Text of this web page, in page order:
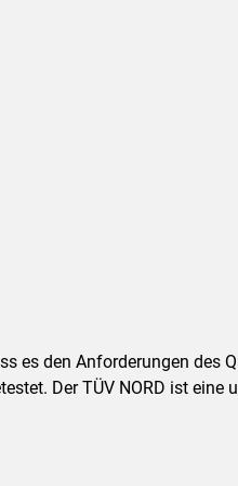
es den Anforderungen des
Der TÜV NORD ist